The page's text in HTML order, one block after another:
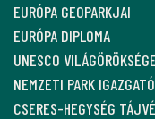
EURÓPA GEOPARKJAI
EURÓPA DIPLOMA
UNESCO
NEMZETI PARK
CSERES-HEGYSÉG